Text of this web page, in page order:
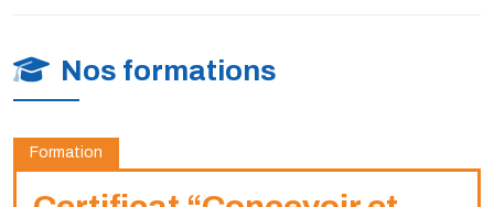
Nos formations
Formation